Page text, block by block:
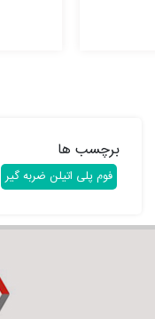
برچسب ها
فوم پلی اتیلن ضربه گیر